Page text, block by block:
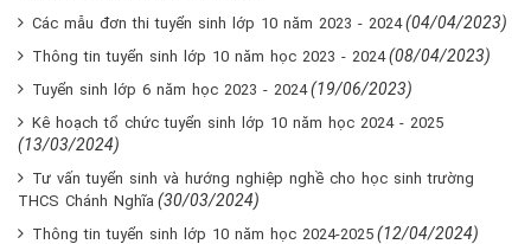
Các mẫu đơn thi tuyển sinh lớp 10 năm 2023 - 2024 (04/04/2023)
Thông tin tuyển sinh lớp 10 năm học 2023 - 2024 (08/04/2023)
Tuyển sinh lớp 6 năm học 2023 - 2024 (19/06/2023)
Kê hoạch tổ chức tuyển sinh lớp 10 năm học 2024 - 2025
(13/03/2024)
Tư vấn tuyển sinh và hướng nghiệp nghề cho học sinh trường
THCS Chánh Nghĩa (30/03/2024)
Thông tin tuyển sinh lớp 10 năm học 2024-2025 (12/04/2024)